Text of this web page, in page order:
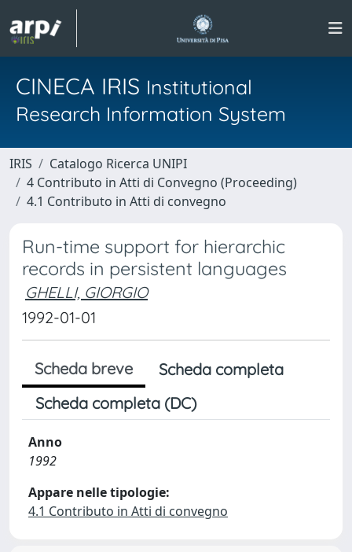
CINECA IRIS Institutional
Research Information System
IRIS
Catalogo Ricerca UNIPI
4 Contributo in Atti di Convegno (Proceeding)
4.1 Contributo in Atti di convegno
Run-time support for hierarchic
records in persistent languages
GHELLI, GIORGIO
1992-01-01
Scheda breve
Scheda completa
Scheda completa (DC)
Anno
1992
Appare nelle tipologie:
4.1 Contributo in Atti di convegno